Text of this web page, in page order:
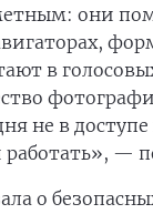
они
в
не в
—
о